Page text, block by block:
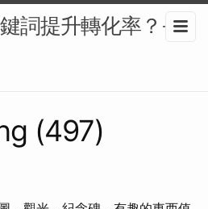
詞提升轉化率？-
(497)